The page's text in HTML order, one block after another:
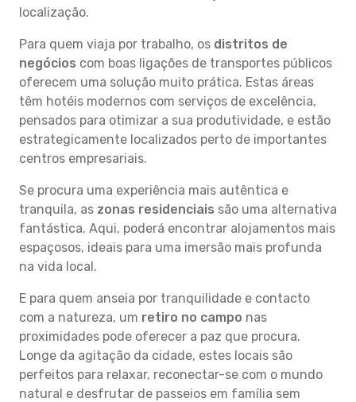
localização.
Para quem viaja por trabalho, os distritos de
negócios com boas ligações de transportes públicos
oferecem uma solução muito prática. Estas áreas
têm hotéis modernos com serviços de excelência,
pensados para otimizar a sua produtividade, e estão
estrategicamente localizados perto de importantes
centros empresariais.
Se procura uma experiência mais autêntica e
tranquila, as zonas residenciais são uma alternativa
fantástica. Aqui, poderá encontrar alojamentos mais
espaçosos, ideais para uma imersão mais profunda
na vida local.
E para quem anseia por tranquilidade e contacto
com a natureza, um retiro no campo nas
proximidades pode oferecer a paz que procura.
Longe da agitação da cidade, estes locais são
perfeitos para relaxar, reconectar-se com o mundo
natural e desfrutar de passeios em família sem